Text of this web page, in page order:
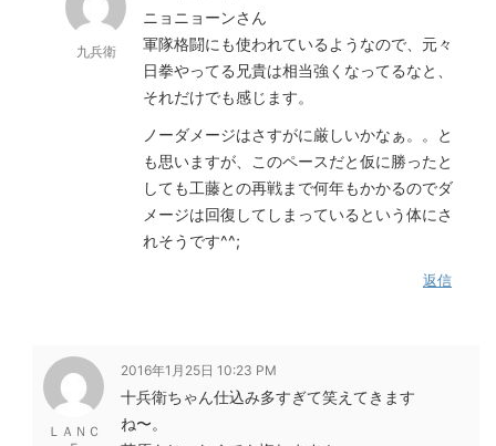
九兵衛
ニョニョーンさん
軍隊格闘にも使われているようなので、元々
日拳やってる兄貴は相当強くなってるなと、
それだけでも感じます。
ノーダメージはさすがに厳しいかなぁ。。と
も思いますが、このペースだと仮に勝ったと
しても工藤との再戦まで何年もかかるのでダ
メージは回復してしまっているという体にさ
れそうです^^;
返信
ＬＡＮＣ
2016年1月25日 10:23 PM
十兵衛ちゃん仕込み多すぎて笑えてきます
ね〜。